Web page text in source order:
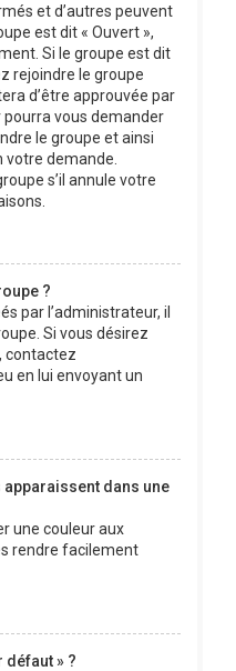
et d’autres peuvent
est dit « Ouvert »,
Si le groupe est dit
rejoindre le groupe
d’être approuvée par
pourra vous demander
le groupe et ainsi
votre demande.
s’il annule votre
?
par l’administrateur, il
Si vous désirez
contactez
en lui envoyant un
dans une
une couleur aux
rendre facilement
défaut » ?